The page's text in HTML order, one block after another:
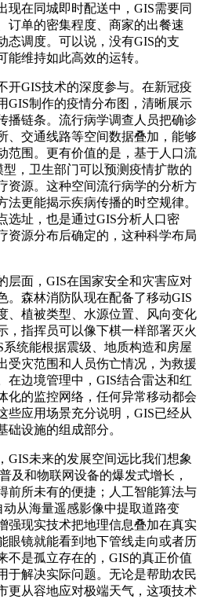
现在同城即时配送中，GIS需要同
订单的密集程度、商家的出餐速
态调度。可以说，没有GIS的支
维持如此高效的运转。
开GIS技术的深度参与。在新冠疫
GIS制作的疫情分布图，清晰展示
播链条。流行病学调查人员把确诊
、交通线路等空间数据叠加，能够
范围。更有价值的是，基于人口流
，卫生部门可以预测疫情扩散的
资源。这种空间流行病学的分析方
法更能揭示疾病传播的时空规律。
选址，也是通过GIS分析人口密
资源分布后确定的，这种科学布局
层面，GIS在国家安全和灾害应对
。森林消防队现在配备了移动GIS
、植被类型、水源位置、风向变化
，指挥员可以像下棋一样部署灭火
统能根据震级、地质构造和房屋
受灾范围和人员伤亡情况，为救援
在边境管理中，GIS结合雷达和红
化的监控网络，任何异常移动都会
些应用场景充分说明，GIS已经从
础设施的组成部分。
GIS未来的发展空间远比我们想象
及和物联网设备的爆发式增长，
前所未有的便捷；人工智能算法与
从海量遥感影像中提取道路变
强现实技术把地理信息叠加在真实
眼镜就能看到地下管线走向或者历
不是孤立存在的，GIS的真正价值
于解决实际问题。无论是帮助农民
更从容地应对极端天气，这项技术